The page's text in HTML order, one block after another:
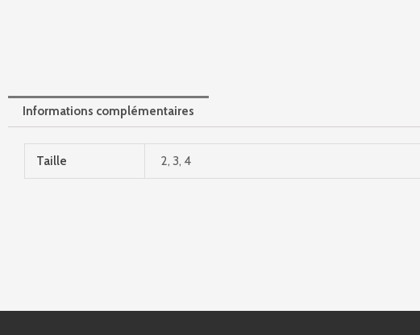
Informations complémentaires
Taille 2, 3, 4